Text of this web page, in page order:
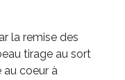
la remise des
tirage au sort
coeur à